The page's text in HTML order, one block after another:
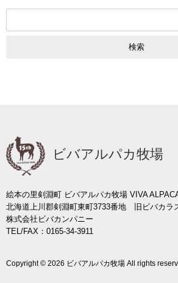
ビバアルパカ牧場
絵本の里剣淵町 ビバアルパカ牧場 VIVA
北海道上川郡剣淵町東町3733番地 旧ビバカラ
株式会社ビバカンパニー
TEL/FAX：0165-34-3911
Copyright © 2026 ビバアルパカ牧場 All rights